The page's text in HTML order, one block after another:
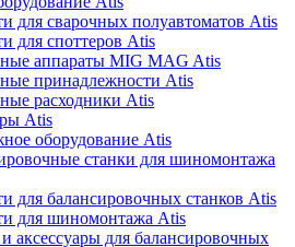
для сварочных полуавтоматов Atis
для споттеров Atis
аппараты MIG MAG Atis
принадлежности Atis
расходники Atis
Atis
оборудование Atis
станки для шиномонтажа
для балансировочных станков Atis
для шиномонтажа Atis
аксессуары для балансировочных